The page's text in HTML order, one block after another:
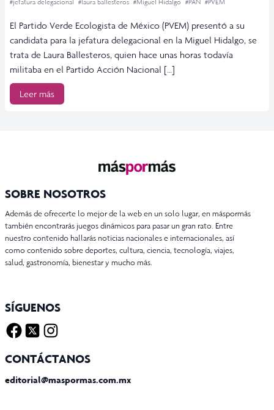
#jefatura delegacional #laura ballesteros #Miguel Hidalgo #PAN #PVEM
El Partido Verde Ecologista de México (PVEM) presentó a su
candidata para la jefatura delegacional en la Miguel Hidalgo, se
trata de Laura Ballesteros, quien hace unas horas todavía
militaba en el Partido Acción Nacional […]
Leer más
SOBRE NOSOTROS
Además de ofrecerte lo mejor de la web en un solo lugar, en máspormás
también encontrarás juegos dinámicos para pasar un gran rato. Entre
nuestro contenido hallarás noticias nacionales e internacionales, así
como contenido sobre deportes, cultura, ciencia, tecnología, viajes,
salud, gastronomía, bienestar y mucho más.
SÍGUENOS
CONTÁCTANOS
editorial@maspormas.com.mx